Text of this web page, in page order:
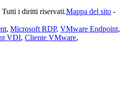
i diritti riservati.Mappa del sito -
, Microsoft RDP, VMware Endpoint,
VDI, Cliente VMware,